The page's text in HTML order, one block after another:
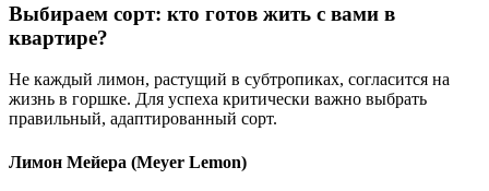
Выбираем сорт: кто готов жить с вами в
квартире?
Не каждый лимон, растущий в субтропиках, согласится на
жизнь в горшке. Для успеха критически важно выбрать
правильный, адаптированный сорт.
Лимон Мейера (Meyer Lemon)